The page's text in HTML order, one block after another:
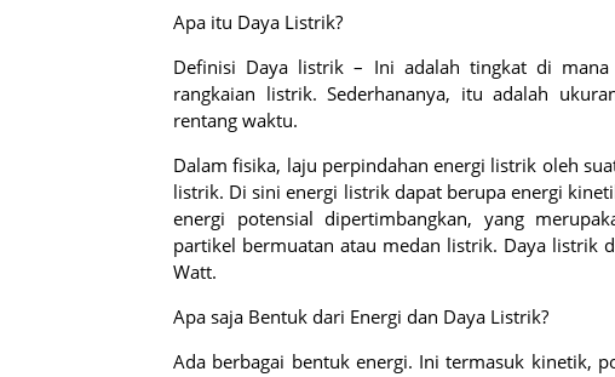
Apa itu Daya Listrik?
Definisi Daya listrik – Ini adalah tingkat di
rangkaian listrik. Sederhananya, itu adalah
rentang waktu.
Dalam fisika, laju perpindahan energi listrik oleh
listrik. Di sini energi listrik dapat berupa energi
energi potensial dipertimbangkan, yang
partikel bermuatan atau medan listrik. Daya listrik
Watt.
Apa saja Bentuk dari Energi dan Daya Listrik?
Ada berbagai bentuk energi. Ini termasuk kinetik,